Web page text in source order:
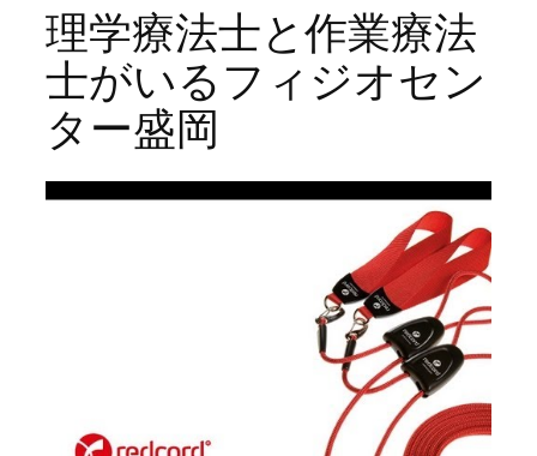
理学療法士と作業療法
士がいるフィジオセン
ター盛岡